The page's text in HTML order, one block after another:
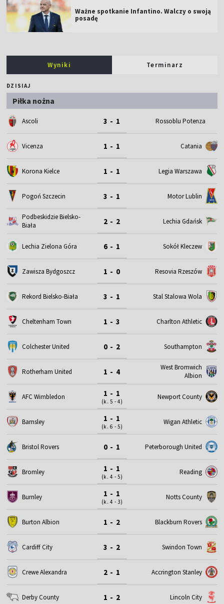
Ważne spotkanie Infantino. Walczy o swoją
posadę
Wyniki Terminarz
DZISIAJ
Piłka nożna
Ascoli 3 - 1 Rossoblu Potenza
Vicenza 1 - 1 Catania
Korona Kielce 1 - 1 Legia Warszawa
Pogoń Szczecin 3 - 1 Motor Lublin
Podbeskidzie Bielsko-
Biała
2 - 2 Lechia Gdańsk
Lechia Zielona Góra 6 - 1 Sokół Kleczew
Zawisza Bydgoszcz 1 - 0 Resovia Rzeszów
Rekord Bielsko-Biała 3 - 1 Stal Stalowa Wola
Cheltenham Town 1 - 3 Charlton Athletic
Colchester United 0 - 2 Southampton
Rotherham United 1 - 4
West Bromwich
Albion
AFC Wimbledon 1 - 1
(k. 5 - 4)
Newport County
Barnsley 1 - 1
(k. 6 - 5)
Wigan Athletic
Bristol Rovers 0 - 1 Peterborough United
Bromley 1 - 1
(k. 4 - 5)
Reading
Burnley 1 - 1
(k. 4 - 3)
Notts County
Burton Albion 1 - 2 Blackburn Rovers
Cardiff City 3 - 2 Swindon Town
Crewe Alexandra 2 - 1 Accrington Stanley
Derby County 1 - 2 Lincoln City